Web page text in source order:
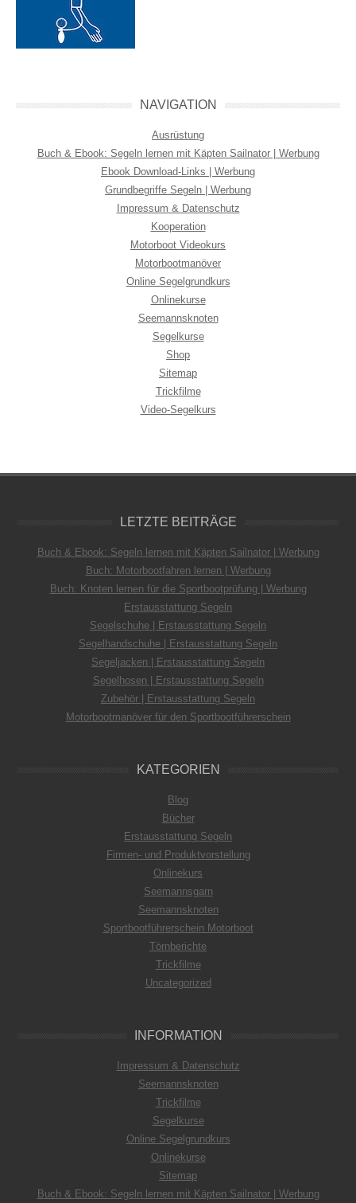
NAVIGATION
Ausrüstung
Buch & Ebook: Segeln lernen mit Käpten Sailnator | Werbung
Ebook Download-Links | Werbung
Grundbegriffe Segeln | Werbung
Impressum & Datenschutz
Kooperation
Motorboot Videokurs
Motorbootmanöver
Online Segelgrundkurs
Onlinekurse
Seemannsknoten
Segelkurse
Shop
Sitemap
Trickfilme
Video-Segelkurs
LETZTE BEITRÄGE
Buch & Ebook: Segeln lernen mit Käpten Sailnator | Werbung
Buch: Motorbootfahren lernen | Werbung
Buch: Knoten lernen für die Sportbootprüfung | Werbung
Erstausstattung Segeln
Segelschuhe | Erstausstattung Segeln
Segelhandschuhe | Erstausstattung Segeln
Segeljacken | Erstausstattung Segeln
Segelhosen | Erstausstattung Segeln
Zubehör | Erstausstattung Segeln
Motorbootmanöver für den Sportbootführerschein
KATEGORIEN
Blog
Bücher
Erstausstattung Segeln
Firmen- und Produktvorstellung
Onlinekurs
Seemannsgarn
Seemannsknoten
Sportbootführerschein Motorboot
Törnberichte
Trickfilme
Uncategorized
INFORMATION
Impressum & Datenschutz
Seemannsknoten
Trickfilme
Segelkurse
Online Segelgrundkurs
Onlinekurse
Sitemap
Buch & Ebook: Segeln lernen mit Käpten Sailnator | Werbung